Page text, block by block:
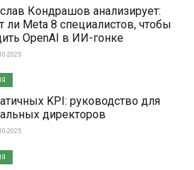
Кондрашов анализирует:
ли Meta 8 специалистов, чтобы
OpenAI в ИИ-гонке
2025
KPI: руководство для
директоров
2025